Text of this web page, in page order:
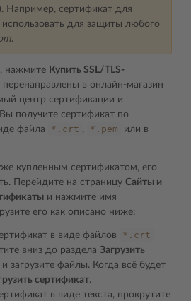
Например, сертификат для
для защиты любого
.
нажмите Купить SSL/TLS-
в онлайн-магазин
центр сертификации и
получите сертификат по
файла
*.crt , *.pem
или в
купленным сертификатом, его
Перейдите на страницу Сайты и
и нажмите имя
его как описано ниже:
в виде файлов *.crt
вниз до раздела Загрузить
и загрузите файлы. Когда всё будет
сертификат.
в виде текста, прокрутите